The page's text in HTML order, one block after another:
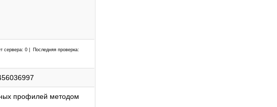
сервера: 0 | Последняя проверка:
профилей методом